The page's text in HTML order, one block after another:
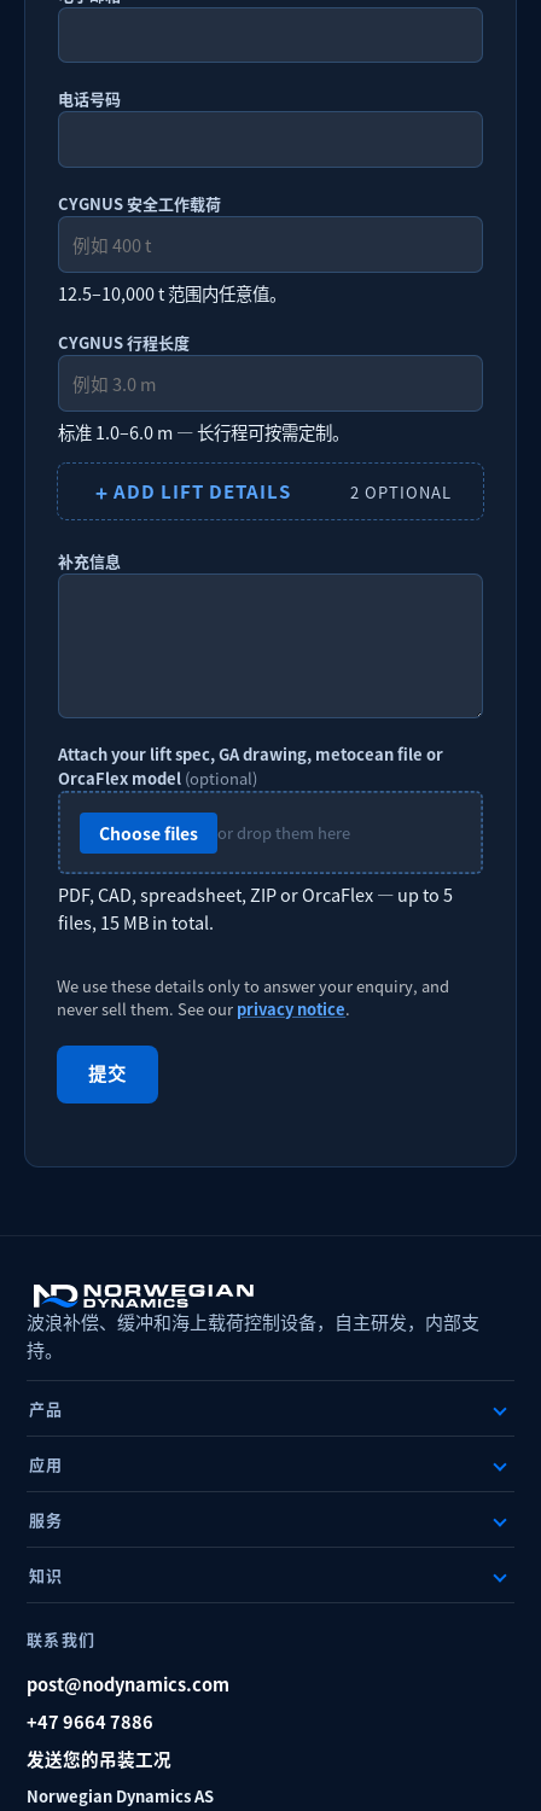
电话号码
CYGNUS 安全工作载荷
12.5–10,000 t 范围内任意值。
CYGNUS 行程长度
标准 1.0–6.0 m — 长行程可按需定制。
+ ADD LIFT DETAILS 2 OPTIONAL
补充信息
Attach your lift spec, GA drawing, metocean file or
OrcaFlex model (optional)
Choose files or drop them here
PDF, CAD, spreadsheet, ZIP or OrcaFlex — up to 5
files, 15 MB in total.
We use these details only to answer your enquiry, and
never sell them. See our privacy notice.
提交
波浪补偿、缓冲和海上载荷控制设备，自主研发，内部支
持。
产品
应用
服务
知识
联系我们
post@nodynamics.com
+47 9664 7886
发送您的吊装工况
Norwegian Dynamics AS